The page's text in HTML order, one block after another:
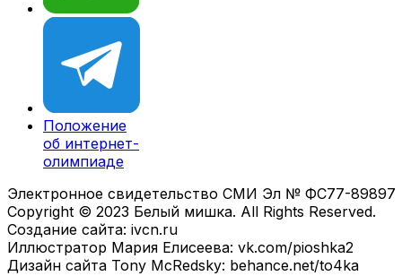
Положение
об интернет-
олимпиаде
Электронное свидетельство СМИ Эл № ФС77-89897
Copyright © 2023 Белый мишка. All Rights Reserved.
Создание сайта: ivcn.ru
Иллюстратор Мария Елисеева: vk.com/pioshka2
Дизайн сайта Tony McRedsky: behance.net/to4ka